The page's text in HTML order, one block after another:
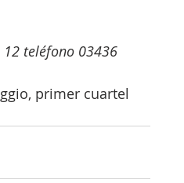
12 teléfono 03436
primer cuartel